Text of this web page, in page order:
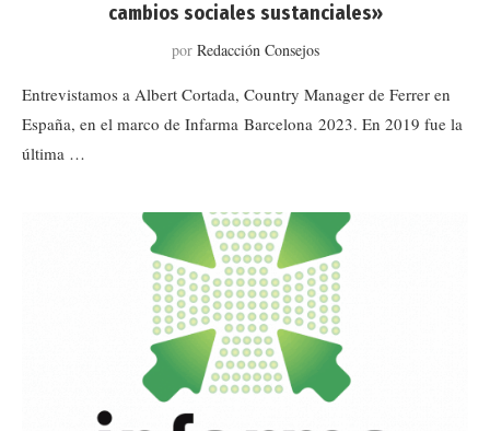
cambios sociales sustanciales»
por Redacción Consejos
Entrevistamos a Albert Cortada, Country Manager de Ferrer en
España, en el marco de Infarma Barcelona 2023. En 2019 fue la
última …